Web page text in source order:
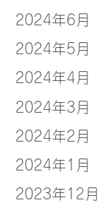
2024年6月
2024年5月
2024年4月
2024年3月
2024年2月
2024年1月
2023年12月